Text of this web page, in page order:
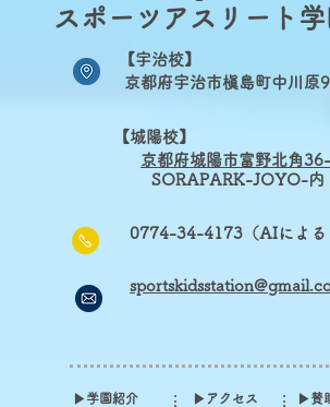
スポーツアスリート学
【宇治校】
京都府宇治市槇島町中川原
【城陽校】
京都府城陽市富野北角
SORAPARK-JOYO-内
0774-34-4173（AIによる自
▶学園紹介
▶アクセス
▶賛